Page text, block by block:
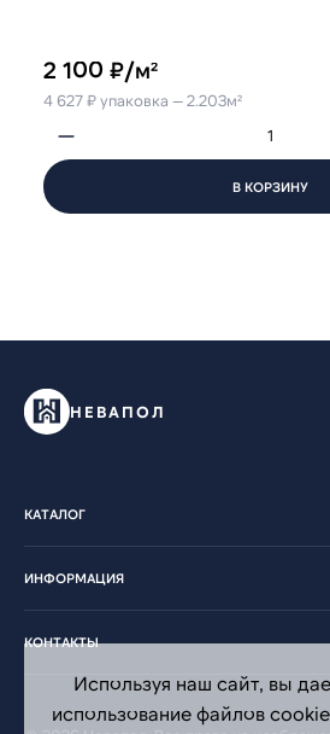
2 100 ₽/м²
4 627 ₽ упаковка — 2.203м²
В КОРЗИНУ
НЕВАПОЛ
КАТАЛОГ
ИНФОРМАЦИЯ
КОНТАКТЫ
Используя наш сайт, вы
использование файлов cookie